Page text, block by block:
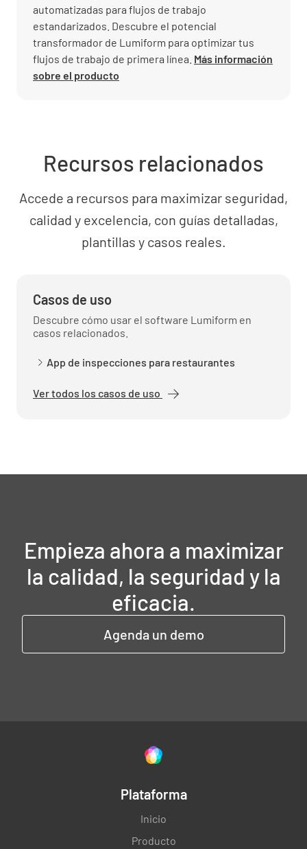
automatizadas para flujos de trabajo
estandarizados. Descubre el potencial
transformador de Lumiform para optimizar tus
flujos de trabajo de primera línea. Más información
sobre el producto
Recursos relacionados
Accede a recursos para maximizar seguridad,
calidad y excelencia, con guías detalladas,
plantillas y casos reales.
Casos de uso
Descubre cómo usar el software Lumiform en
casos relacionados.
App de inspecciones para restaurantes
Ver todos los casos de uso
Empieza ahora a maximizar
la calidad, la seguridad y la
eficacia.
Agenda un demo
Plataforma
Inicio
Producto